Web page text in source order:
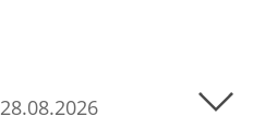
28.08.2026